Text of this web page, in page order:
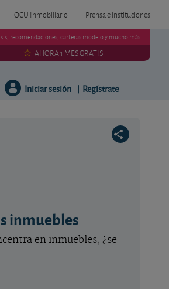
OCU Inmobiliario Prensa e instituciones
recomendaciones, carteras modelo y mucho más
AHORA 1 MES GRATIS
Iniciar sesión | Regístrate
inmuebles
en inmuebles, ¿se